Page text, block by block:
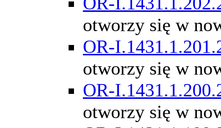
otworzy się w
OR-
otworzy się w
OR-
otworzy się w